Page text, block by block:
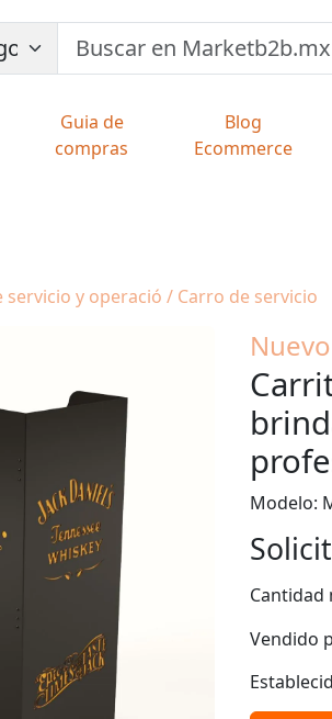
Guia de
compras
Blog
Ecommerce
y operació / Carro de servicio
Nuevo
Cantidad
Vendido